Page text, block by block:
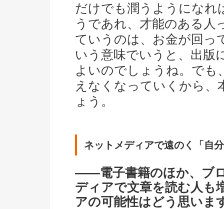
だけでも潤うようになれ
うであれ、才能のある人
ていうのは、お金が回っ
いう意味でいうと、出版
よいのでしょうね。でも
えなくなっていくから
ょう。
ネットメディアで遠のく「自
――電子書籍のほか、ブ
ディアで文章を読む人も
アの可能性はどう思いま